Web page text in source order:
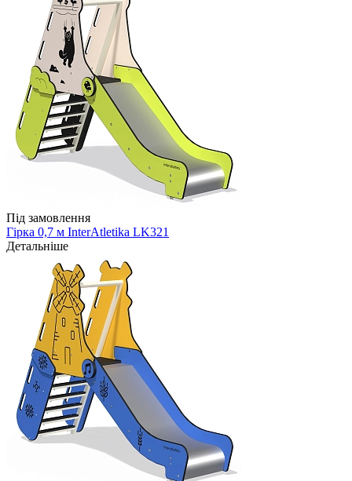
Під замовлення
Гірка 0,7 м InterAtletika LK321
Детальніше